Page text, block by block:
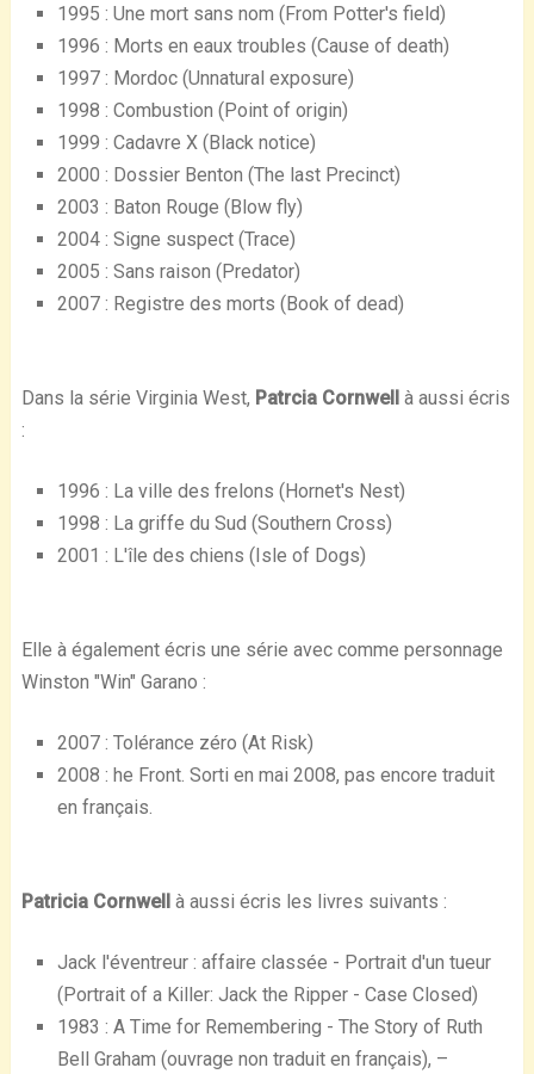
1995 : Une mort sans nom (From Potter's field)
1996 : Morts en eaux troubles (Cause of death)
1997 : Mordoc (Unnatural exposure)
1998 : Combustion (Point of origin)
1999 : Cadavre X (Black notice)
2000 : Dossier Benton (The last Precinct)
2003 : Baton Rouge (Blow fly)
2004 : Signe suspect (Trace)
2005 : Sans raison (Predator)
2007 : Registre des morts (Book of dead)
Dans la série Virginia West, Patrcia Cornwellà aussi écris
:
1996 : La ville des frelons (Hornet's Nest)
1998 : La griffe du Sud (Southern Cross)
2001 : L'île des chiens (Isle of Dogs)
Elle à également écris une série avec comme personnage
Winston "Win" Garano :
2007 : Tolérance zéro (At Risk)
2008 : he Front. Sorti en mai 2008, pas encore traduit
en français.
Patricia Cornwellà aussi écris les livres suivants :
Jack l'éventreur : affaire classée - Portrait d'un tueur
(Portrait of a Killer: Jack the Ripper - Case Closed)
1983 : A Time for Remembering - The Story of Ruth
Bell Graham (ouvrage non traduit en français), –